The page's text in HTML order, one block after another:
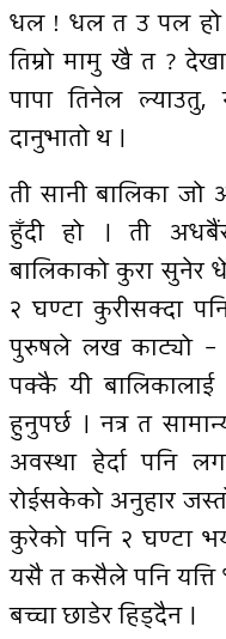
धल ! धल त उ पल
तिम्रो मामु खै त ?
पापा तिनेल
दानुभातो थ ।
ती सानी बालिका जो
हुँदी हो । ती
बालिकाको कुरा
२ घण्टा कुरीसक्दा
पुरुषले लख काट्यो
पक्कै यी बालिकालाई
हुनुपर्छ । नत्र त
अवस्था हेर्दा पनि
रोईसकेको अनुहार
कुरेको पनि २ घण्टा
यसै त कसैले पनि
बच्चा छाडेर हिड्दैन ।